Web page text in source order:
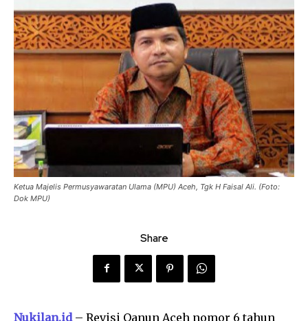
Ketua Majelis Permusyawaratan Ulama (MPU) Aceh, Tgk H Faisal Ali. (Foto:
Dok MPU)
Share
Nukilan.id– Revisi Qanun Aceh nomor 6 tahun